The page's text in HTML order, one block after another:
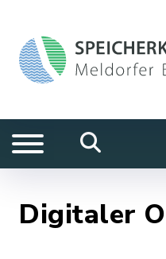
Digitaler